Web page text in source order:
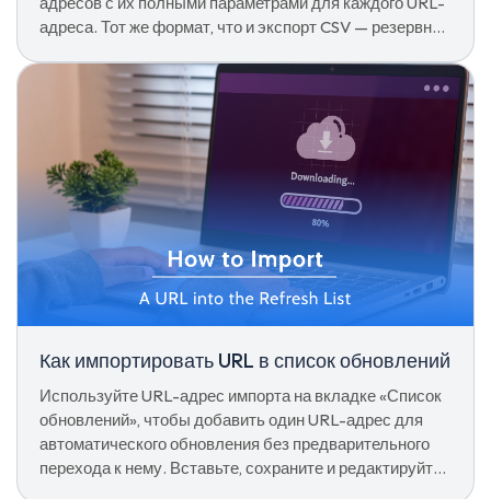
адреса. Тот же формат, что и экспорт CSV — резервное
конфигурации в один клик.
Как импортировать URL в список обновлений
Используйте URL-адрес импорта на вкладке «Список
обновлений», чтобы добавить один URL-адрес для
автоматического обновления без предварительного
перехода к нему. Вставьте, сохраните и редактируйте